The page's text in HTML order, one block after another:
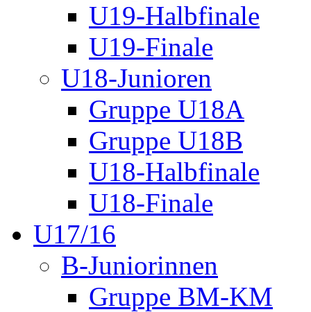
U19-Halbfinale
U19-Finale
U18-Junioren
Gruppe U18A
Gruppe U18B
U18-Halbfinale
U18-Finale
U17/16
B-Juniorinnen
Gruppe BM-KM